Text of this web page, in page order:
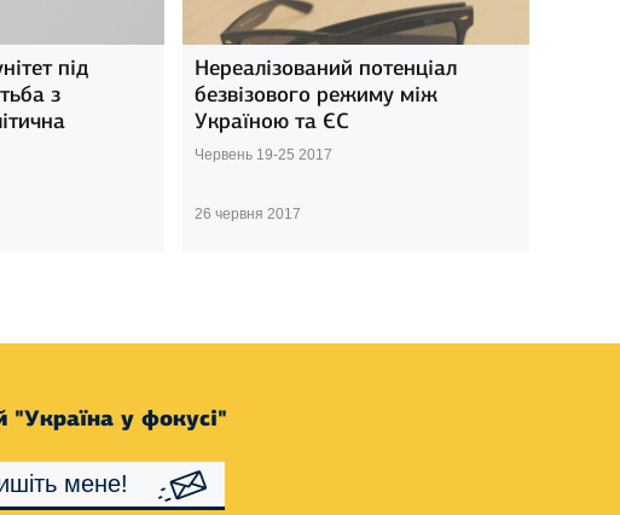
під
з
Нереалізований потенціал
безвізового режиму між
Україною та ЄС
Червень 19-25 2017
26 червня 2017
"Україна у фокусі"
мене!